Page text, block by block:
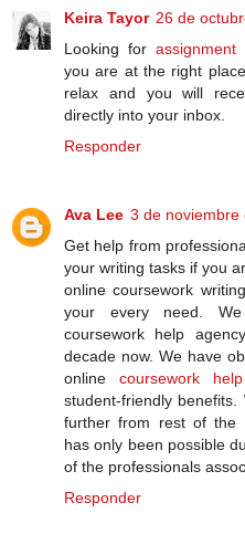
Keira Tayor 26 de
Looking for assignment
you are at the right
relax and you will
directly into your inbox.
Responder
Ava Lee 3 de noviembre
Get help from
your writing tasks if you
online coursework
your every need.
coursework help
decade now. We have
online coursework
student-friendly
further from rest of the
has only been possible
of the professionals
Responder